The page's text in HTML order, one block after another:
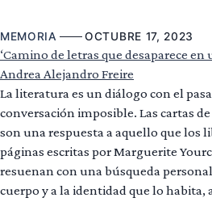
MEMORIA OCTUBRE 17, 2023
‘Camino de letras que desaparece
Andrea Alejandro Freire
La literatura es un diálogo con el
conversación imposible. Las cartas
son una respuesta a aquello que los
páginas escritas por Marguerite
resuenan con una búsqueda
cuerpo y a la identidad que lo habita,